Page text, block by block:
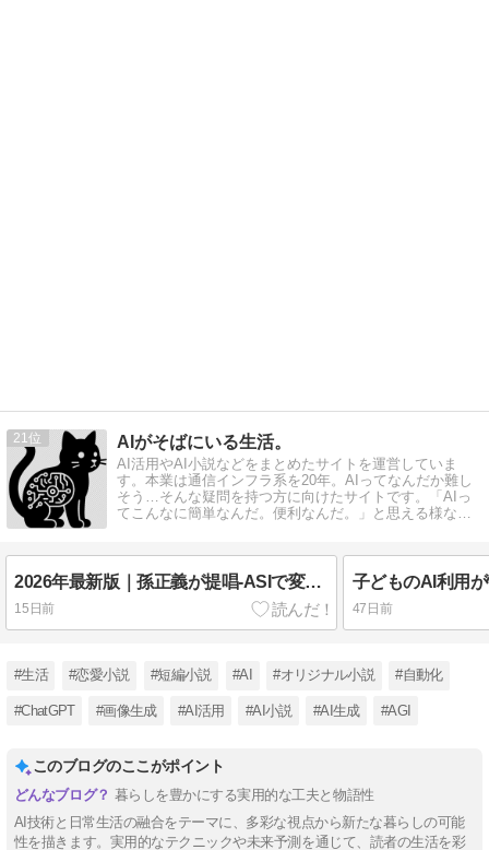
21 AIがそばにいる生活。
AI活用やAI小説などをまとめたサイトを運営していま
す。本業は通信インフラ系を20年。AIってなんだか難し
そう…そんな疑問を持つ方に向けたサイトです。「AIっ
てこんなに簡単なんだ。便利なんだ。」と思える様な情
2026年最新版｜孫正義が提唱-ASIで変わる働き方――2040年までに絶対やるべき準備とは
15日前 47日前
#生活 #恋愛小説 #短編小説 #AI #オリジナル小説 #自動化
#ChatGPT #画像生成 #AI活用 #AI小説 #AI生成 #AGI
このブログのここがポイント
暮らしを豊かにする実用的な工夫と物語性
AI技術と日常生活の融合をテーマに、多彩な視点から新たな暮らしの可能
性を描きます。実用的なテクニックや未来予測を通じて、読者の生活を彩